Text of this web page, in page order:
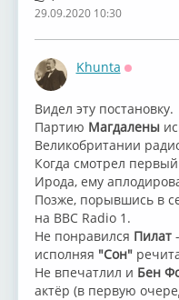
29.09.2020 10:30
Khunta
Видел эту постановку.
Партию Магдалены
Великобритании
Когда смотрел
Ирода, ему
Позже, порывшись в
на ⁣BBC Radio 1.
Не понравился Пилат-
исполняя "Сон"
Не впечатлил и Бен
актёр (в первую